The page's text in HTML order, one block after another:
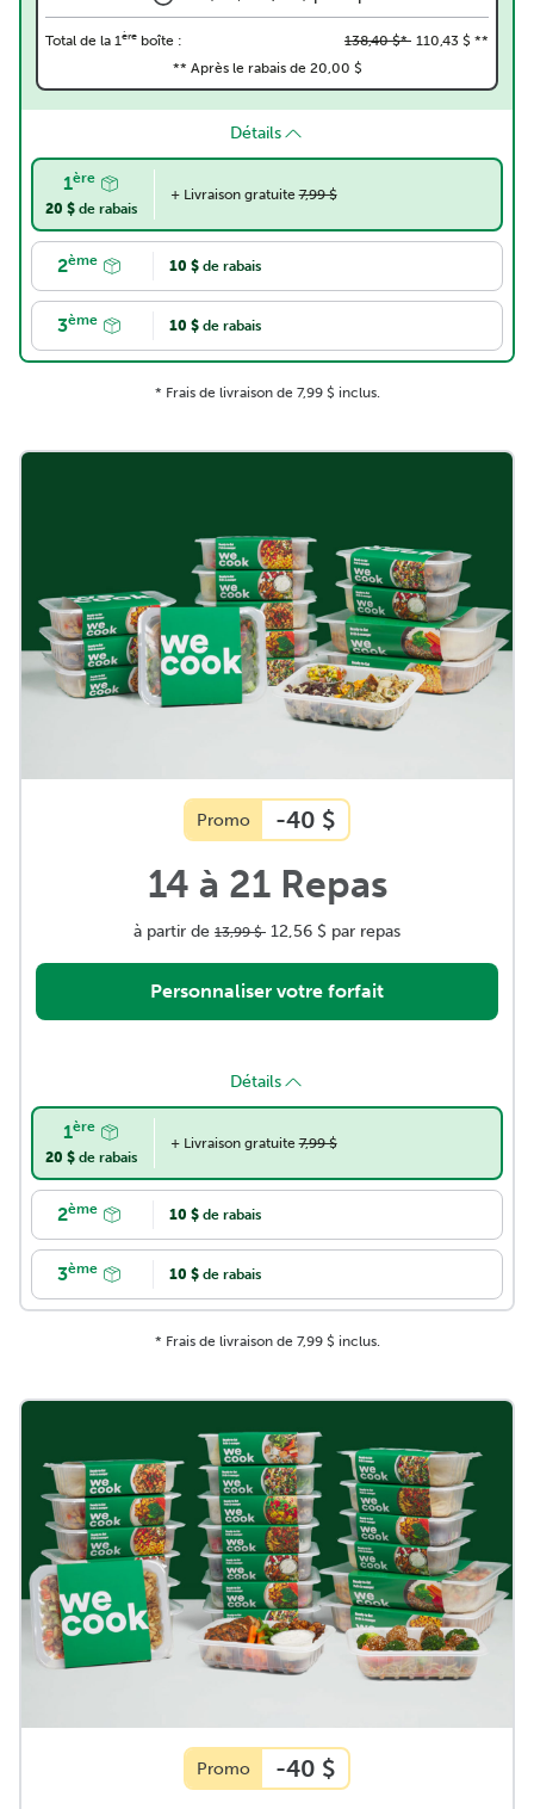
Total de la 1ère boîte : 138,40 $* 110,43 $ **
** Après le rabais de 20,00 $
Détails
1ère
20 $ de rabais
+ Livraison gratuite7,99 $
2ème 10 $ de rabais
3ème 10 $ de rabais
* Frais de livraison de 7,99 $ inclus.
Promo -40 $
14 à 21 Repas
à partir de 13,99 $ 12,56 $ par repas
Personnaliser votre forfait
Repas familial
29,95 $ 28,45 $par repas
ère
Détails
1ère
20 $ de rabais
+ Livraison gratuite7,99 $
2ème 10 $ de rabais
3ème 10 $ de rabais
* Frais de livraison de 7,99 $ inclus.
Promo -40 $